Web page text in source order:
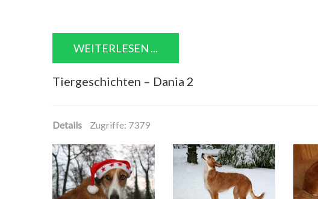
WEITERLESEN ...
Tiergeschichten – Dania 2
Details Zugriffe: 7379